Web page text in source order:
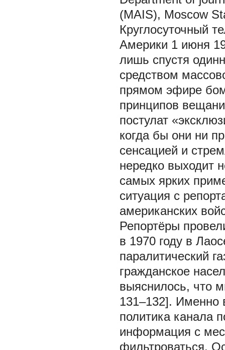
(MAIS), Moscow
Круглосуточный
Америки 1 июня
лишь спустя
средством
прямом эфире
принципов
постулат
когда бы они ни
сенсацией и
нередко выходит
самых ярких
ситуация с
американских
Репортёры
в 1970 году в
паралитический
гражданское
выяснилось, что
131–132]. Именно
политика канала
информация с
фильтроваться.